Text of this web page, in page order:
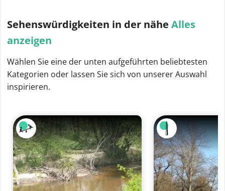
Sehenswürdigkeiten in der nähe Alles
anzeigen
Wählen Sie eine der unten aufgeführten beliebtesten
Kategorien oder lassen Sie sich von unserer Auswahl
inspirieren.